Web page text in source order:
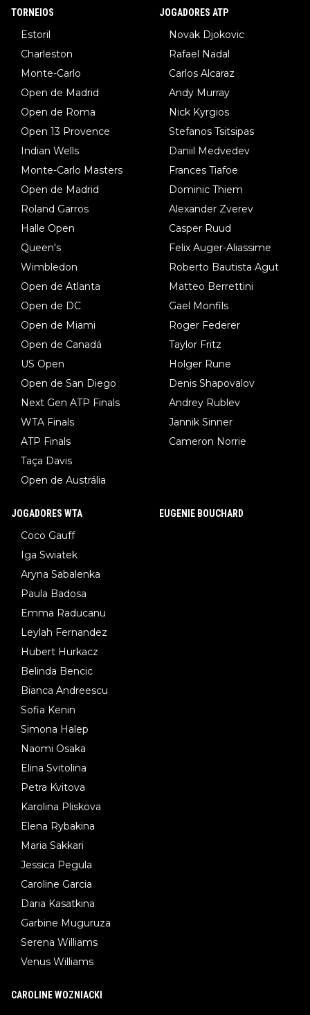
TORNEIOS
Estoril
Charleston
Monte-Carlo
Open de Madrid
Open de Roma
Open 13 Provence
Indian Wells
Monte-Carlo Masters
Open de Madrid
Roland Garros
Halle Open
Queen's
Wimbledon
Open de Atlanta
Open de DC
Open de Miami
Open de Canadá
US Open
Open de San Diego
Next Gen ATP Finals
WTA Finals
ATP Finals
Taça Davis
Open de Austrália
JOGADORES ATP
Novak Djokovic
Rafael Nadal
Carlos Alcaraz
Andy Murray
Nick Kyrgios
Stefanos Tsitsipas
Daniil Medvedev
Frances Tiafoe
Dominic Thiem
Alexander Zverev
Casper Ruud
Felix Auger-Aliassime
Roberto Bautista Agut
Matteo Berrettini
Gael Monfils
Roger Federer
Taylor Fritz
Holger Rune
Denis Shapovalov
Andrey Rublev
Jannik Sinner
Cameron Norrie
JOGADORES WTA
Coco Gauff
Iga Swiatek
Aryna Sabalenka
Paula Badosa
Emma Raducanu
Leylah Fernandez
Hubert Hurkacz
Belinda Bencic
Bianca Andreescu
Sofia Kenin
Simona Halep
Naomi Osaka
Elina Svitolina
Petra Kvitova
Karolina Pliskova
Elena Rybakina
Maria Sakkari
Jessica Pegula
Caroline Garcia
Daria Kasatkina
Garbine Muguruza
Serena Williams
Venus Williams
EUGENIE BOUCHARD
CAROLINE WOZNIACKI